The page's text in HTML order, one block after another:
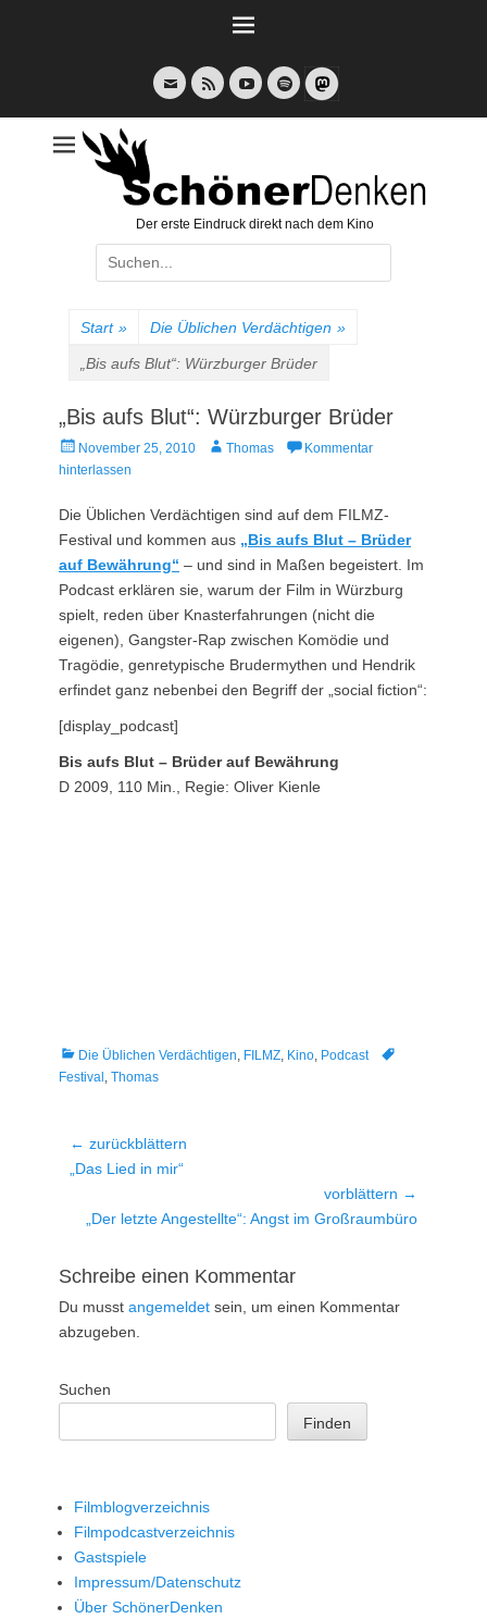
E-
Mail
Feed YouTubeSpotify
Der erste Eindruck direkt nach dem Kino
Suche
nach:
Start » Die Üblichen Verdächtigen »
„Bis aufs Blut“: Würzburger Brüder
„Bis aufs Blut“: Würzburger Brüder
Veröffentlicht
am
November 25, 2010 AutorThomas
Kommentar
hinterlassen
Die Üblichen Verdächtigen sind auf dem FILMZ-
Festival und kommen aus „Bis aufs Blut – Brüder
auf Bewährung“ – und sind in Maßen begeistert. Im
Podcast erklären sie, warum der Film in Würzburg
spielt, reden über Knasterfahrungen (nicht die
eigenen), Gangster-Rap zwischen Komödie und
Tragödie, genretypische Brudermythen und Hendrik
erfindet ganz nebenbei den Begriff der „social fiction“:
[display_podcast]
Bis aufs Blut – Brüder auf Bewährung
D 2009, 110 Min., Regie: Oliver Kienle
Kategorien
Die Üblichen Verdächtigen, FILMZ, Kino, Podcast
Tags
Festival , Thomas
Beitragsnavigation
← zurückblättern
Vorheriger
„Das Lied in mir“
vorblättern →
Nächster
„Der letzte Angestellte“: Angst im Großraumbüro
Schreibe einen Kommentar
Du musst angemeldet sein, um einen Kommentar
abzugeben.
Suchen
Finden
Filmblogverzeichnis
Filmpodcastverzeichnis
Gastspiele
Impressum/Datenschutz
Über SchönerDenken